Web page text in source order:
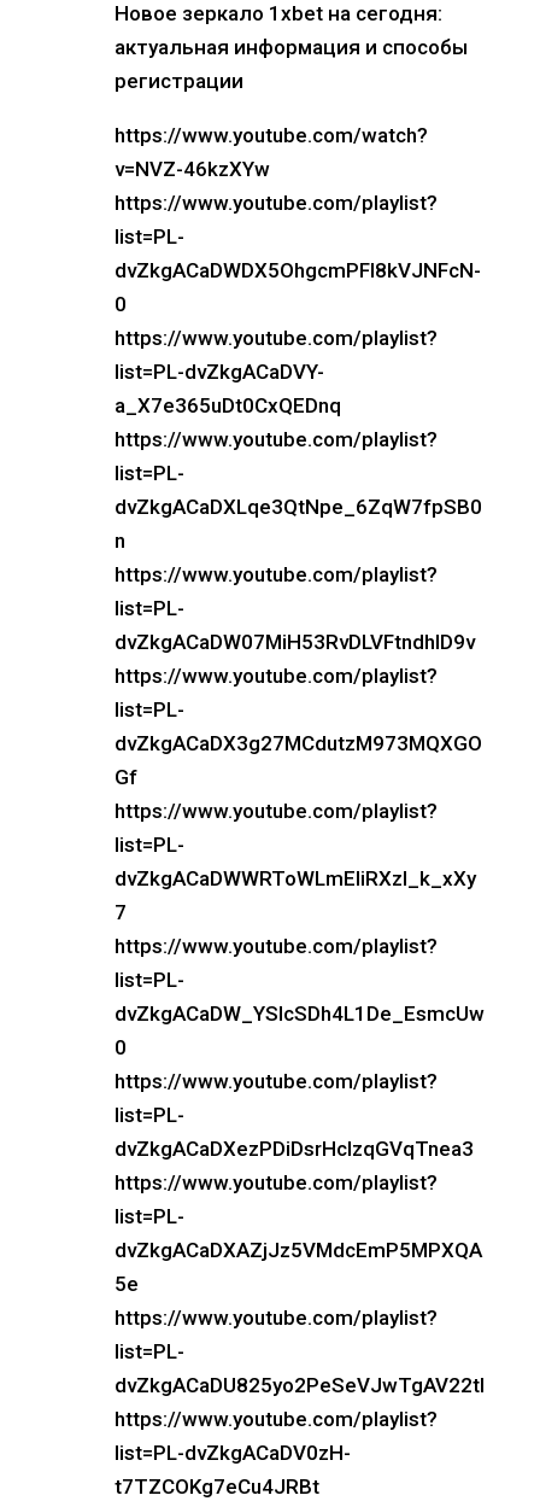
Новое зеркало 1xbet на сегодня:
актуальная информация и способы
регистрации
https://www.youtube.com/watch?
v=NVZ-46kzXYw
https://www.youtube.com/playlist?
list=PL-
dvZkgACaDWDX5OhgcmPFl8kVJNFcN-
0
https://www.youtube.com/playlist?
list=PL-dvZkgACaDVY-
a_X7e365uDt0CxQEDnq
https://www.youtube.com/playlist?
list=PL-
dvZkgACaDXLqe3QtNpe_6ZqW7fpSB0
n
https://www.youtube.com/playlist?
list=PL-
dvZkgACaDW07MiH53RvDLVFtndhID9v
https://www.youtube.com/playlist?
list=PL-
dvZkgACaDX3g27MCdutzM973MQXGO
Gf
https://www.youtube.com/playlist?
list=PL-
dvZkgACaDWWRToWLmEliRXzl_k_xXy
7
https://www.youtube.com/playlist?
list=PL-
dvZkgACaDW_YSlcSDh4L1De_EsmcUw
0
https://www.youtube.com/playlist?
list=PL-
dvZkgACaDXezPDiDsrHcIzqGVqTnea3
https://www.youtube.com/playlist?
list=PL-
dvZkgACaDXAZjJz5VMdcEmP5MPXQA
5e
https://www.youtube.com/playlist?
list=PL-
dvZkgACaDU825yo2PeSeVJwTgAV22tI
https://www.youtube.com/playlist?
list=PL-dvZkgACaDV0zH-
t7TZCOKg7eCu4JRBt